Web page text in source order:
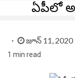
ఏపీలో
జూన్ 11, 2020
1 min read